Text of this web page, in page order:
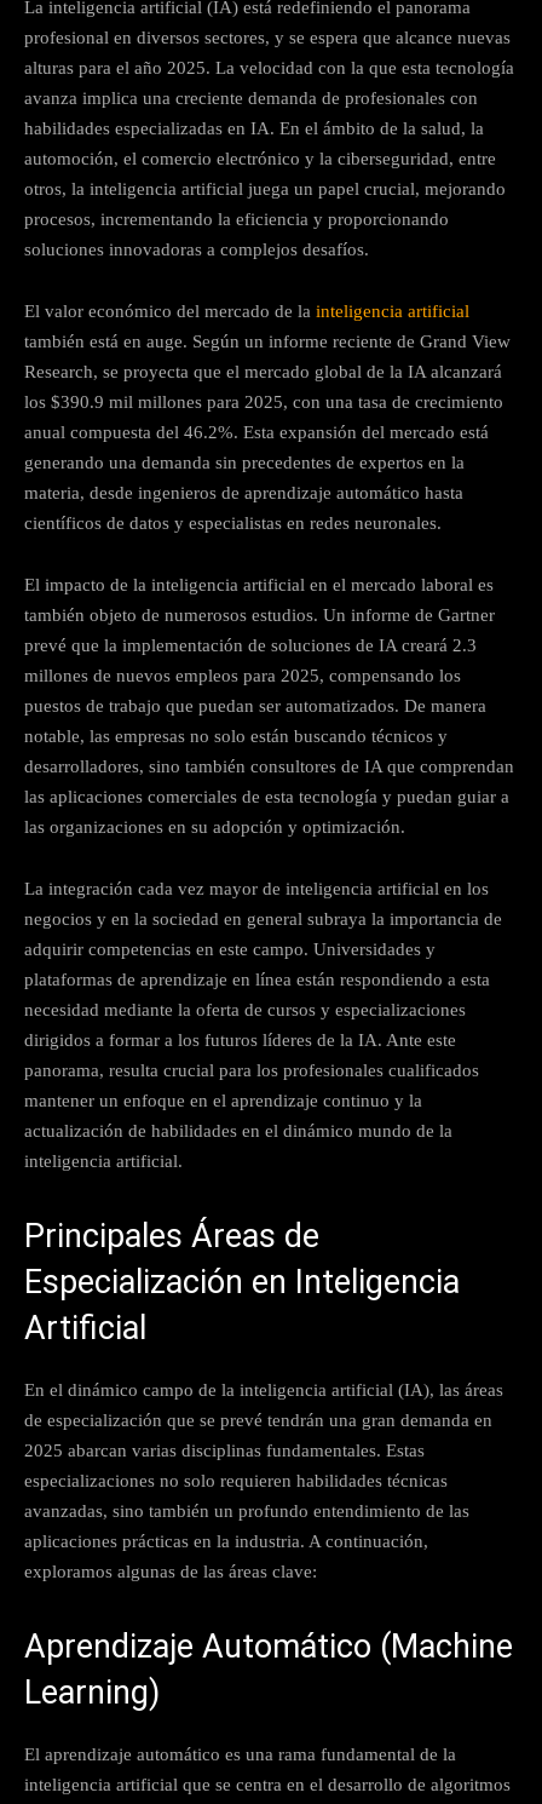
La inteligencia artificial (IA) está redefiniendo el panorama
profesional en diversos sectores, y se espera que alcance nuevas
alturas para el año 2025. La velocidad con la que esta tecnología
avanza implica una creciente demanda de profesionales con
habilidades especializadas en IA. En el ámbito de la salud, la
automoción, el comercio electrónico y la ciberseguridad, entre
otros, la inteligencia artificial juega un papel crucial, mejorando
procesos, incrementando la eficiencia y proporcionando
soluciones innovadoras a complejos desafíos.
El valor económico del mercado de la inteligencia artificial
también está en auge. Según un informe reciente de Grand View
Research, se proyecta que el mercado global de la IA alcanzará
los $390.9 mil millones para 2025, con una tasa de crecimiento
anual compuesta del 46.2%. Esta expansión del mercado está
generando una demanda sin precedentes de expertos en la
materia, desde ingenieros de aprendizaje automático hasta
científicos de datos y especialistas en redes neuronales.
El impacto de la inteligencia artificial en el mercado laboral es
también objeto de numerosos estudios. Un informe de Gartner
prevé que la implementación de soluciones de IA creará 2.3
millones de nuevos empleos para 2025, compensando los
puestos de trabajo que puedan ser automatizados. De manera
notable, las empresas no solo están buscando técnicos y
desarrolladores, sino también consultores de IA que comprendan
las aplicaciones comerciales de esta tecnología y puedan guiar a
las organizaciones en su adopción y optimización.
La integración cada vez mayor de inteligencia artificial en los
negocios y en la sociedad en general subraya la importancia de
adquirir competencias en este campo. Universidades y
plataformas de aprendizaje en línea están respondiendo a esta
necesidad mediante la oferta de cursos y especializaciones
dirigidos a formar a los futuros líderes de la IA. Ante este
panorama, resulta crucial para los profesionales cualificados
mantener un enfoque en el aprendizaje continuo y la
actualización de habilidades en el dinámico mundo de la
inteligencia artificial.
Principales Áreas de
Especialización en Inteligencia
Artificial
En el dinámico campo de la inteligencia artificial (IA), las áreas
de especialización que se prevé tendrán una gran demanda en
2025 abarcan varias disciplinas fundamentales. Estas
especializaciones no solo requieren habilidades técnicas
avanzadas, sino también un profundo entendimiento de las
aplicaciones prácticas en la industria. A continuación,
exploramos algunas de las áreas clave:
Aprendizaje Automático (Machine
Learning)
El aprendizaje automático es una rama fundamental de la
inteligencia artificial que se centra en el desarrollo de algoritmos